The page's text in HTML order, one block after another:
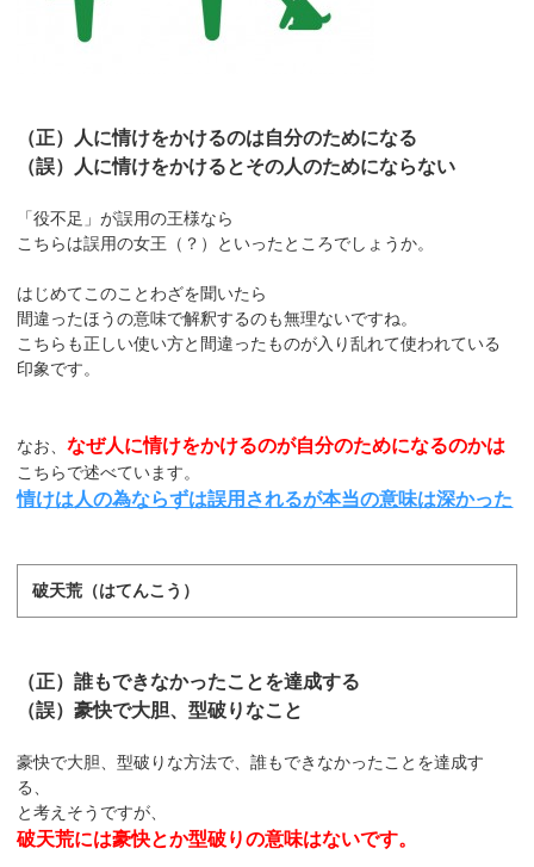
（正）人に情けをかけるのは自分のためになる
（誤）人に情けをかけるとその人のためにならない
「役不足」が誤用の王様なら
こちらは誤用の女王（？）といったところでしょうか。
はじめてこのことわざを聞いたら
間違ったほうの意味で解釈するのも無理ないですね。
こちらも正しい使い方と間違ったものが入り乱れて使われている
印象です。
なお、なぜ人に情けをかけるのが自分のためになるのかは
こちらで述べています。
情けは人の為ならずは誤用されるが本当の意味は深かった
破天荒（はてんこう）
（正）誰もできなかったことを達成する
（誤）豪快で大胆、型破りなこと
豪快で大胆、型破りな方法で、誰もできなかったことを達成す
る、
と考えそうですが、
破天荒には豪快とか型破りの意味はないです。